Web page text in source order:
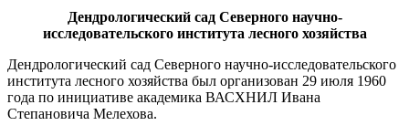
Дендрологический сад Северного научно-
исследовательского института лесного хозяйства
Дендрологический сад Северного научно-исследовательского
института лесного хозяйства был организован 29 июля 1960
года по инициативе академика ВАСХНИЛ Ивана
Степановича Мелехова.